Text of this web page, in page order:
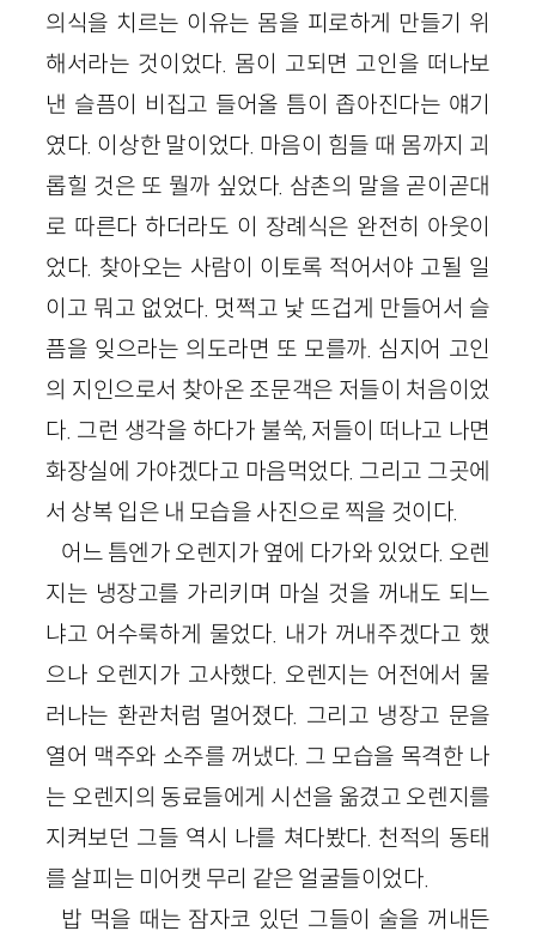
의식을 치르는 이유는 몸을 피로하게 만들기 위
해서라는 것이었다. 몸이 고되면 고인을 떠나보
낸 슬픔이 비집고 들어올 틈이 좁아진다는 얘기
였다. 이상한 말이었다. 마음이 힘들 때 몸까지 괴
롭힐 것은 또 뭘까 싶었다. 삼촌의 말을 곧이곧대
로 따른다 하더라도 이 장례식은 완전히 아웃이
었다. 찾아오는 사람이 이토록 적어서야 고될 일
이고 뭐고 없었다. 멋쩍고 낯 뜨겁게 만들어서 슬
픔을 잊으라는 의도라면 또 모를까. 심지어 고인
의 지인으로서 찾아온 조문객은 저들이 처음이었
다. 그런 생각을 하다가 불쑥, 저들이 떠나고 나면
화장실에 가야겠다고 마음먹었다. 그리고 그곳에
서 상복 입은 내 모습을 사진으로 찍을 것이다.
어느 틈엔가 오렌지가 옆에 다가와 있었다. 오렌
지는 냉장고를 가리키며 마실 것을 꺼내도 되느
냐고 어수룩하게 물었다. 내가 꺼내주겠다고 했
으나 오렌지가 고사했다. 오렌지는 어전에서 물
러나는 환관처럼 멀어졌다. 그리고 냉장고 문을
열어 맥주와 소주를 꺼냈다. 그 모습을 목격한 나
는 오렌지의 동료들에게 시선을 옮겼고 오렌지를
지켜보던 그들 역시 나를 쳐다봤다. 천적의 동태
를 살피는 미어캣 무리 같은 얼굴들이었다.
밥 먹을 때는 잠자코 있던 그들이 술을 꺼내든